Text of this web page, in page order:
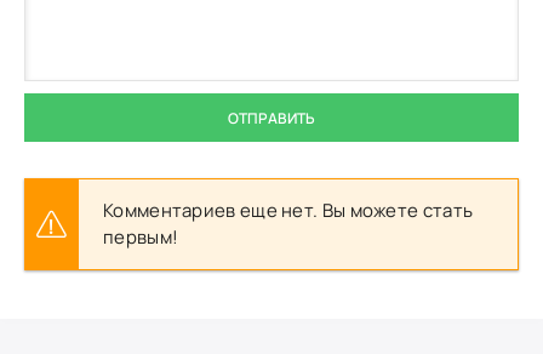
ОТПРАВИТЬ
Комментариев еще нет. Вы можете стать
первым!